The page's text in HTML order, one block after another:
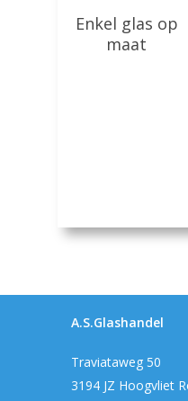
Lees Meer
Enkel glas op
maat
A.S.Glashandel
Traviataweg 50
3194 JZ Hoogvliet